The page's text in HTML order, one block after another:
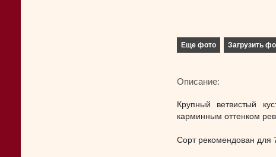
Еще фото Загрузить
Описание:
Крупный ветвистый
карминным оттенком
Сорт рекомендован для